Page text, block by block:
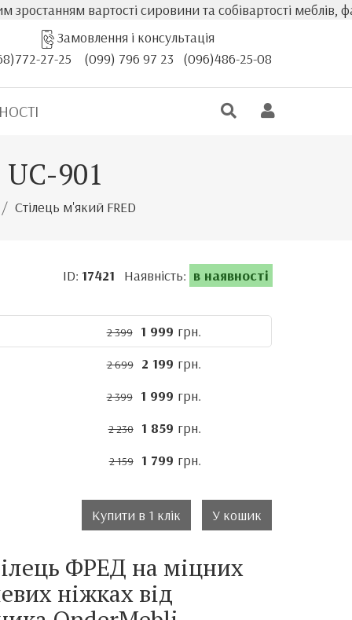
вартості сировини та собівартості меблів,
Замовлення і консультація
27-25
(099) 796 97 23 (096)486-25-08
UC-901
Стілець м'який FRED
ID: 17421 Наявність: в наявності
2 399 1 999 грн.
2 699 2 199 грн.
2 399 1 999 грн.
2 230 1 859 грн.
2 159 1 799 грн.
Купити в 1 клік У кошик
ФРЕД на міцних
ніжках від